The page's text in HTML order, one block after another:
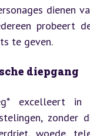
dienen
probeert
te geven.
diepgang
excelleert in
zonder